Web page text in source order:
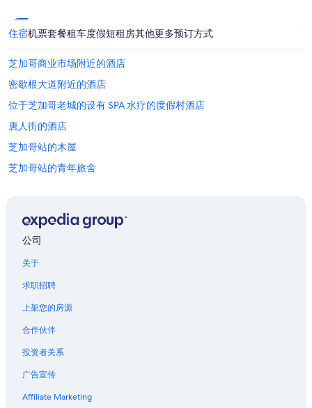
最
低
价
格。
格
和
供
应
情
况
可
能
所
变
动。
能
遵
其
他
款。
住宿机票套餐租车度假短租房其他更多预订方式
芝加哥商业市场附近的酒店
密歇根大道附近的酒店
位于芝加哥老城的设有 SPA 水疗的度假村酒店
唐人街的酒店
芝加哥站的木屋
芝加哥站的青年旅舍
位于芝加哥市中心的公寓式酒店
位于芝加哥市中心的经济型酒店
位于芝加哥市中心的Clubhouse酒店
位于芝加哥市中心的家庭式酒店
位于芝加哥市中心的高尔夫酒店
位于芝加哥市中心的历史风格酒店
位于芝加哥市中心的提供礼宾服务的酒店
公司
关于
求职招聘
上架您的房源
合作伙伴
投资者关系
广告宣传
Affiliate Marketing